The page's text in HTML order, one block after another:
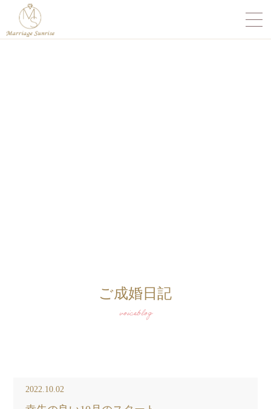
ご成婚日記
voiceblog
2022.10.02